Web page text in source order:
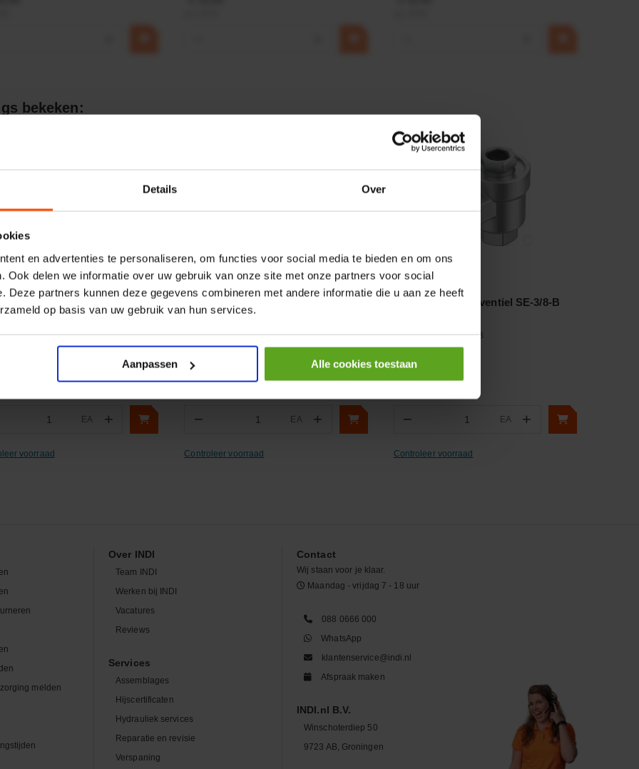
Details Over
en advertenties te personaliseren, om functies voor social media te bieden en om ons
Ook delen we informatie over uw gebruik van onze site met onze partners voor social
Deze partners kunnen deze gegevens combineren met andere informatie die u aan ze heeft
op basis van uw gebruik van hun services.
Aanpassen Alle cookies toestaan
bekeken:
met PVC veer
600710100
EA +
voorraad
Vergelijken
Artikelnummer:CP1204B00
Merknaam:Danfoss
− EA +
Controleer voorraad
Vergelijken
Snelontluchtingsventiel SE-3/8-B
Artikelnummer:SE38B
Merknaam:Festo
− EA +
Controleer voorraad
melden
Over INDI
Team INDI
Werken bij INDI
Vacatures
Reviews
Services
Assemblages
Hijscertificaten
Hydrauliek services
Reparatie en revisie
Verspaning
Contact
Wij staan voor je klaar.
Maandag - vrijdag 7 - 18 uur
088 0666 000
WhatsApp
klantenservice@indi.nl
Afspraak maken
INDI.nl B.V.
Winschoterdiep 50
9723 AB, Groningen